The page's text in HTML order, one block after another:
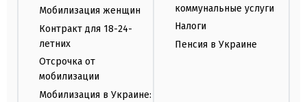
Мобилизация женщин
Контракт для 18-24-
летних
Отсрочка от
мобилизации
Мобилизация в Украине:
коммунальные услуги
Налоги
Пенсия в Украине